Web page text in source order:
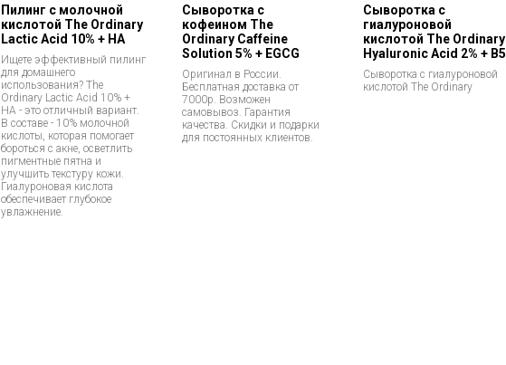
Пилинг с молочной
кислотой The Ordinary
Lactic Acid 10% + HA
Ищете эффективный пилинг
для домашнего
использования? The
Ordinary Lactic Acid 10% +
HA - это отличный вариант.
В составе - 10% молочной
кислоты, которая помогает
бороться с акне, осветлить
пигментные пятна и
улучшить текстуру кожи.
Гиалуроновая кислота
обеспечивает глубокое
увлажнение.
Сыворотка с
кофеином The
Ordinary Caffeine
Solution 5% + EGCG
Оригинал в России.
Бесплатная доставка от
7000р. Возможен
самовывоз. Гарантия
качества. Скидки и подарки
для постоянных клиентов.
Сыворотка с
гиалуроновой
кислотой The Ordinary
Hyaluronic Acid 2% + В5
Сыворотка с гиалуроновой
кислотой The Ordinary